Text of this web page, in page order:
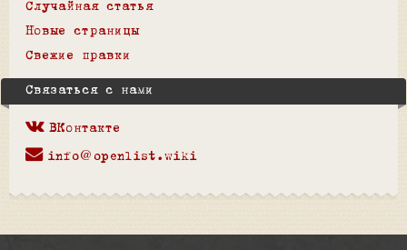
Случайная статья
Новые страницы
Свежие правки
Связаться с нами
ВКонтакте
info@openlist.wiki